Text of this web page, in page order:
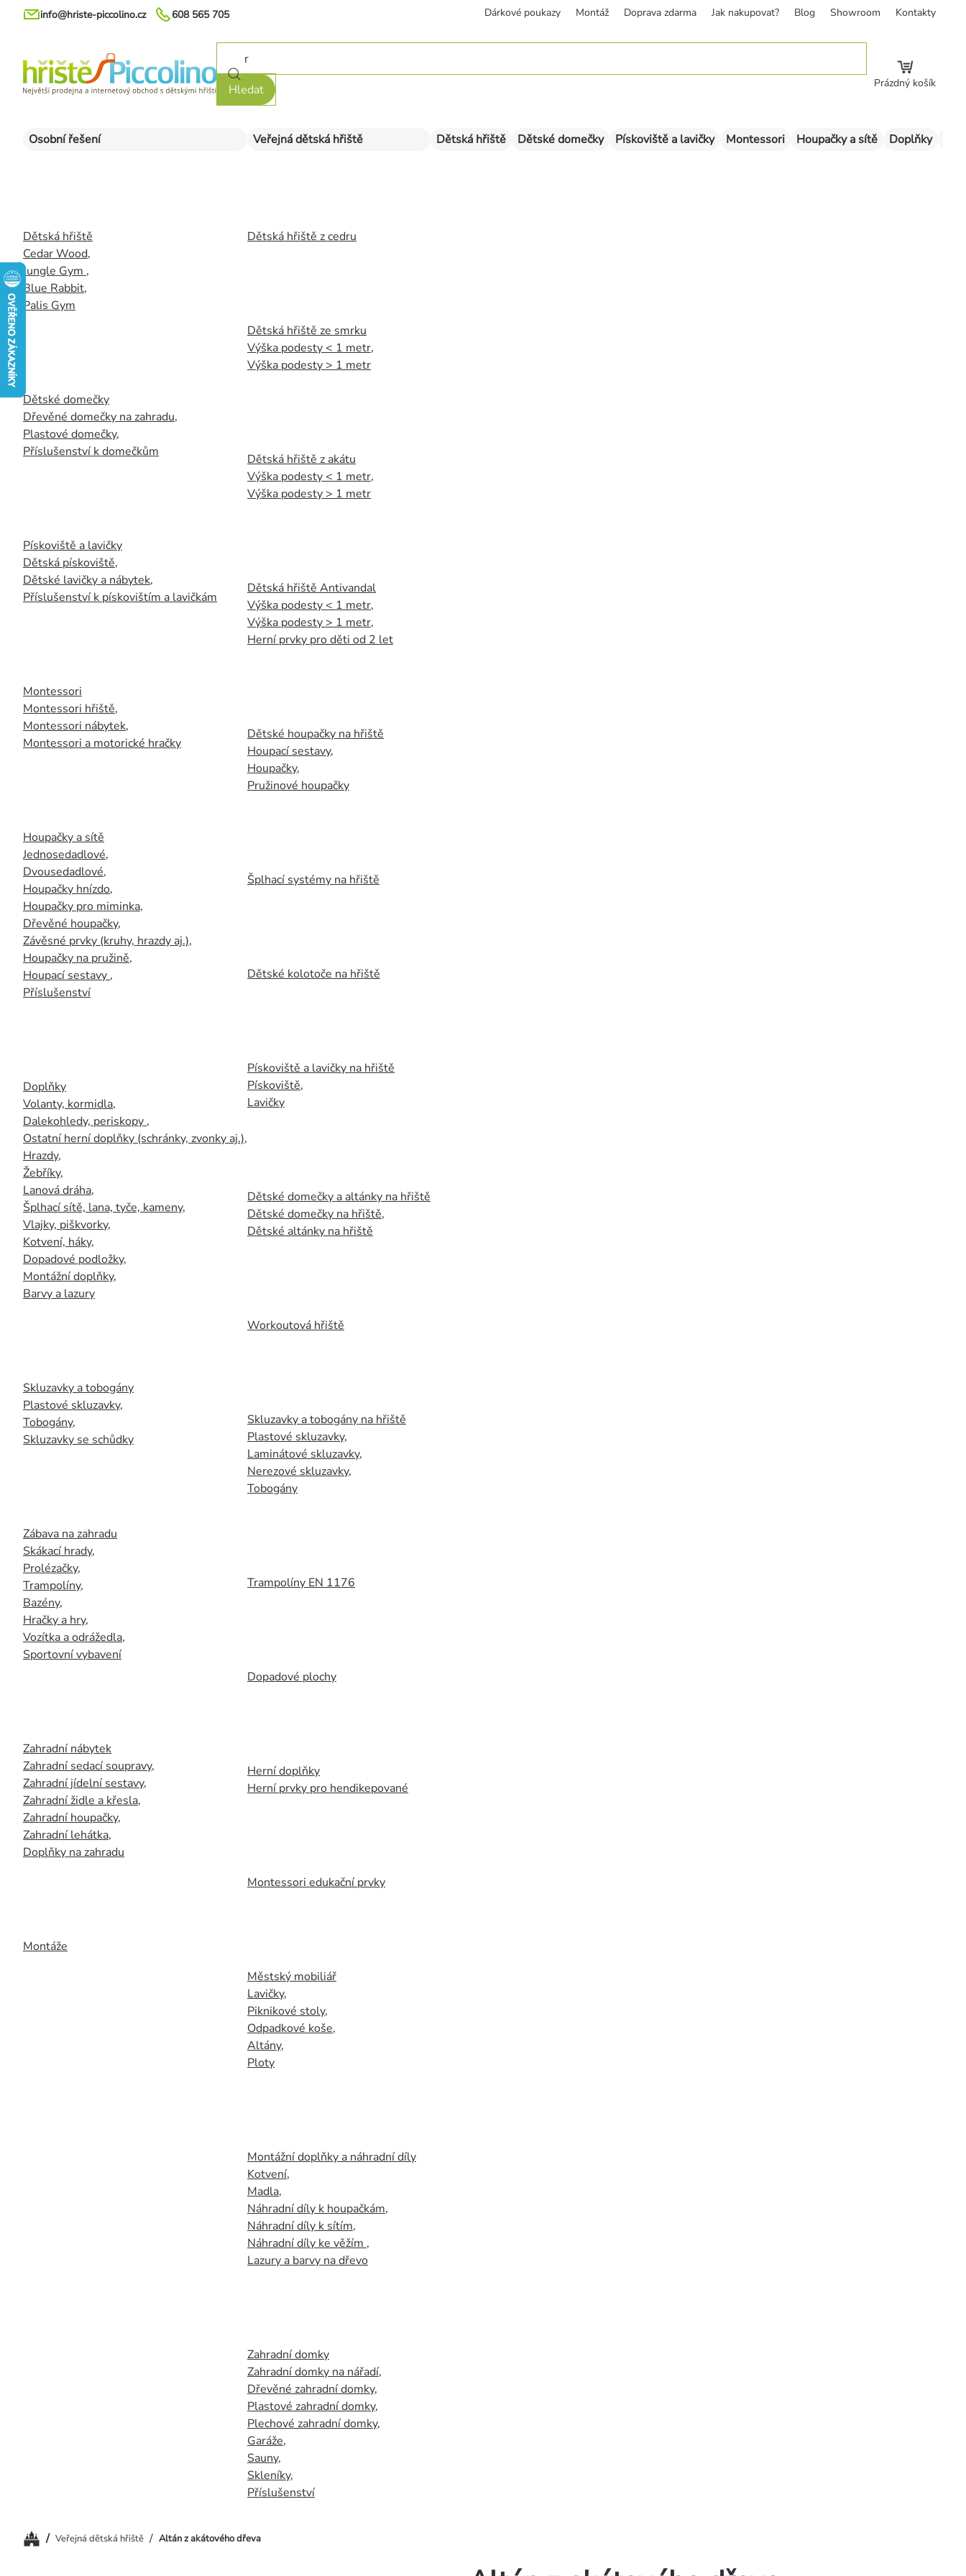
Přejít
608 565 705
info@hriste-piccolino.cz Dárkové poukazy Montáž Doprava zdarma Jak nakupovat? Blog Showroom Kontakty
Hledat Prázdný košík
Osobní řešení
Dětská hřiště
Cedar Wood,
Jungle Gym ,
Blue Rabbit,
Palis Gym
Dětské domečky
Dřevěné domečky na zahradu,
Plastové domečky,
Příslušenství k domečkům
Pískoviště a lavičky
Dětská pískoviště,
Dětské lavičky a nábytek,
Příslušenství k pískovištím a lavičkám
Montessori
Montessori hřiště,
Montessori nábytek,
Montessori a motorické hračky
Houpačky a sítě
Jednosedadlové,
Dvousedadlové,
Houpačky hnízdo,
Houpačky pro miminka,
Dřevěné houpačky,
Závěsné prvky (kruhy, hrazdy aj.),
Houpačky na pružině,
Houpací sestavy ,
Příslušenství
Doplňky
Volanty, kormidla,
Dalekohledy, periskopy ,
Ostatní herní doplňky (schránky, zvonky aj.),
Hrazdy,
Žebříky,
Lanová dráha,
Šplhací sítě, lana, tyče, kameny,
Vlajky, piškvorky,
Kotvení, háky,
Dopadové podložky,
Montážní doplňky,
Barvy a lazury
Skluzavky a tobogány
Plastové skluzavky,
Tobogány,
Skluzavky se schůdky
Zábava na zahradu
Skákací hrady,
Prolézačky,
Trampolíny,
Bazény,
Hračky a hry,
Vozítka a odrážedla,
Sportovní vybavení
Zahradní nábytek
Zahradní sedací soupravy,
Zahradní jídelní sestavy,
Zahradní židle a křesla,
Zahradní houpačky,
Zahradní lehátka,
Doplňky na zahradu
Montáže
Veřejná dětská hřiště
Dětská hřiště z cedru
Dětská hřiště ze smrku
Výška podesty < 1 metr,
Výška podesty > 1 metr
Dětská hřiště z akátu
Výška podesty < 1 metr,
Výška podesty > 1 metr
Dětská hřiště Antivandal
Výška podesty < 1 metr,
Výška podesty > 1 metr,
Herní prvky pro děti od 2 let
Dětské houpačky na hřiště
Houpací sestavy,
Houpačky,
Pružinové houpačky
Šplhací systémy na hřiště
Dětské kolotoče na hřiště
Pískoviště a lavičky na hřiště
Pískoviště,
Lavičky
Dětské domečky a altánky na hřiště
Dětské domečky na hřiště,
Dětské altánky na hřiště
Workoutová hřiště
Skluzavky a tobogány na hřiště
Plastové skluzavky,
Laminátové skluzavky,
Nerezové skluzavky,
Tobogány
Trampolíny EN 1176
Dopadové plochy
Herní doplňky
Herní prvky pro hendikepované
Montessori edukační prvky
Městský mobiliář
Lavičky,
Piknikové stoly,
Odpadkové koše,
Altány,
Ploty
Montážní doplňky a náhradní díly
Kotvení,
Madla,
Náhradní díly k houpačkám,
Náhradní díly k sítím,
Náhradní díly ke věžím ,
Lazury a barvy na dřevo
Zahradní domky
Zahradní domky na nářadí,
Dřevěné zahradní domky,
Plastové zahradní domky,
Plechové zahradní domky,
Garáže,
Sauny,
Skleníky,
Příslušenství
Dětská hřiště Dětské domečky Pískoviště a lavičky Montessori Houpačky a sítě Doplňky
Domů/ Veřejná dětská hřiště / Altán z akátového dřeva